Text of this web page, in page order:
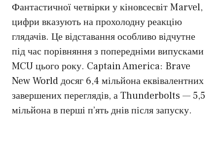
Фантастичної четвірки у кіновсесвіт Marvel,
цифри вказують на прохолодну реакцію
глядачів. Це відставання особливо відчутне
під час порівняння з попередніми випусками
MCU цього року. Captain America: Brave
New World досяг 6,4 мільйона еквівалентних
завершених переглядів, а Thunderbolts — 5,5
мільйона в перші п’ять днів після запуску.